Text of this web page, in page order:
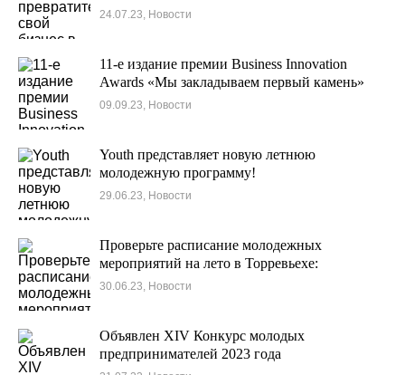
24.07.23, Новости
11-е издание премии Business Innovation
Awards «Мы закладываем первый камень»
09.09.23, Новости
Youth представляет новую летнюю
молодежную программу!
29.06.23, Новости
Проверьте расписание молодежных
мероприятий на лето в Торревьехе:
30.06.23, Новости
Объявлен XIV Конкурс молодых
предпринимателей 2023 года